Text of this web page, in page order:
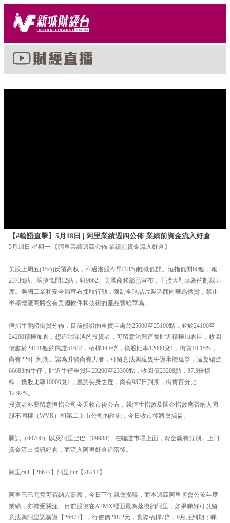
【#輪證直擊】5月18日 | 阿里業績週四公佈 業績前資金流入好倉
5月18日 星期一 【阿里業績週四公佈 業績前資金流入好倉】
美股上周五(15/5)反覆高收，不過港股今早(18/5)輕微低開。恒指低開60點，報
23736點。國指低開12點，報9662。美國商務部已宣布，正擴大對華為的制裁力
度。美國工業和安全局宣布採取行動，限制全球晶片製造商向華為供貨，禁止
半導體廠商將含有美國軟件和技術的產品賣給華為。
恆指牛熊證街貨分佈，目前熊證的重貨區處於25000至25100點，並於24100至
24200積極加倉，想追沽睇淡的投資者，可留意法興這隻貼近積極加倉區，收回
價處於24148點的熊證51634，槓桿34.9倍，換股比率12000兌1，街貨10.15%，
尚有226日到期。認為升勢尚有力者，可留意法興這隻牛證承勝追擊，這隻編號
66683的牛仔，貼近牛仔重貨區23200至23300點，收回價23208點，37.3倍槓
桿，換股比率10000兌1，屬於長身之選，尚有987日到期，街貨百分比
12.92%。
投資者亦要留意恒指公司今天收市後公布，就恒生指數及國企指數應否納入同
股不同權（WVR）和第二上市公司的諮詢，今日收市後將會揭盅。
騰訊（00700）以及阿里巴巴（09988） 在輪證市場上面，資金就有分別。上日
資金流出騰訊好倉，而流入阿里好倉追落後。
阿里call【26677】阿里Put【28211】
阿里巴巴究竟可否納入藍籌，今日下午就會揭曉，而本週四阿里將會公佈年度
業績，亦備受關注。目前股價在ATMX裡面最為落後的阿里，如果睇好可以留
意法興阿里認購證【26677】，行使價218.2元，實際槓桿7倍，9月底到期；睇